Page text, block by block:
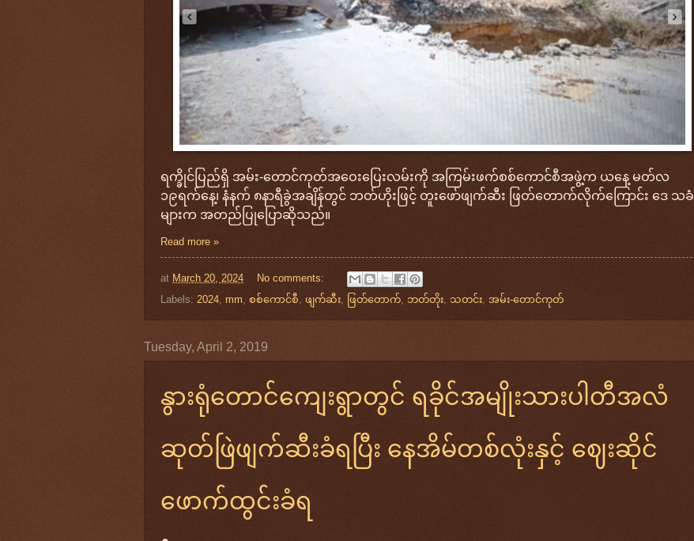
ရက္ခိုင်ပြည်ရှိ အမ်း-တောင်ကုတ်အဝေးပြေးလမ်းကို အကြမ်းဖက်စစ်ကောင်စီအဖွဲ့က ယနေ့ မတ်လ
၁၉ရက်နေ့၊ နံနက် ၈နာရီခွဲအချိန်တွင် ဘတ်ဟိုးဖြင့် တူးဖော်ဖျက်ဆီး ဖြတ်တောက်လိုက်ကြောင်း ဒေ သခံ
များက အတည်ပြုပြောဆိုသည်။
Read more »
at March 20, 2024
No comments:
Labels: 2024 mm စစ်ကောင်စီ ဖျက်ဆီး ဖြတ်တောက် ဘတ်တိုး သတင်း အမ်း-တောင်ကုတ်
Tuesday, April 2, 2019
နွားရုံတောင်ကျေးရွာတွင် ရခိုင်အမျိုးသားပါတီအလံ
ဆုတ်ဖြဲဖျက်ဆီးခံရပြီး နေအိမ်တစ်လုံးနှင့် ဈေးဆိုင်
ဖောက်ထွင်းခံရ